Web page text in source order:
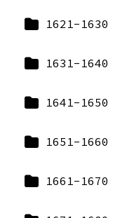
1621-1630
1631-1640
1641-1650
1651-1660
1661-1670